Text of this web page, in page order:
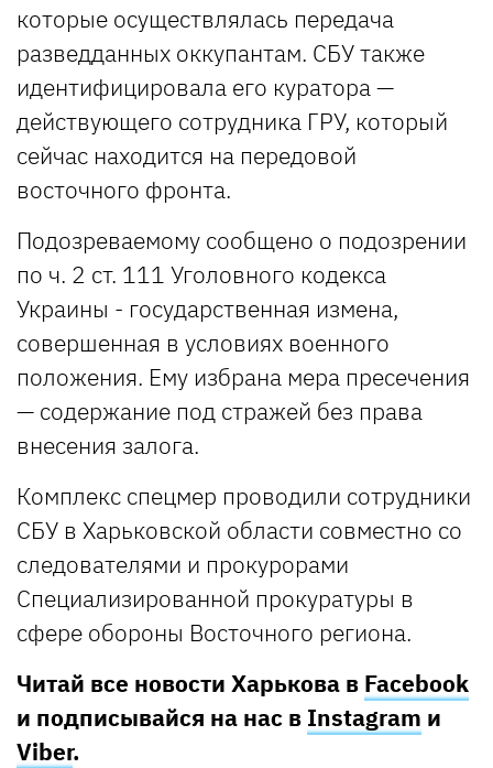
которые осуществлялась передача
разведданных оккупантам. СБУ также
идентифицировала его куратора —
действующего сотрудника ГРУ, который
сейчас находится на передовой
восточного фронта.
Подозреваемому сообщено о подозрении
по ч. 2 ст. 111 Уголовного кодекса
Украины - государственная измена,
совершенная в условиях военного
положения. Ему избрана мера пресечения
— содержание под стражей без права
внесения залога.
Комплекс спецмер проводили сотрудники
СБУ в Харьковской области совместно со
следователями и прокурорами
Специализированной прокуратуры в
сфере обороны Восточного региона.
Читай все новости Харькова в Facebook
и подписывайся на нас в Instagram и
Viber.